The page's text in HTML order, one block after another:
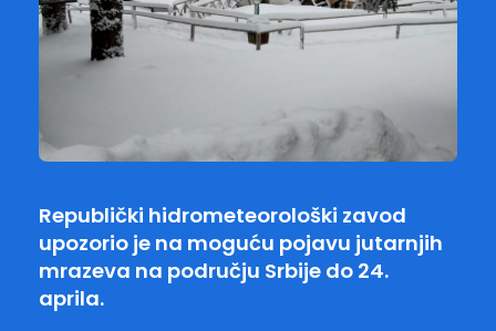
Republički hidrometeorološki zavod
upozorio je na moguću pojavu jutarnjih
mrazeva na području Srbije do 24.
aprila.